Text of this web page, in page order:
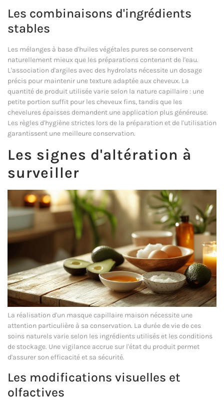
Les combinaisons d'ingrédients
stables
Les mélanges à base d'huiles végétales pures se conservent
naturellement mieux que les préparations contenant de l'eau.
L'association d'argiles avec des hydrolats nécessite un dosage
précis pour maintenir une texture adaptée aux cheveux. La
quantité de produit utilisée varie selon la nature capillaire : une
petite portion suffit pour les cheveux fins, tandis que les
chevelures épaisses demandent une application plus généreuse.
Les règles d'hygiène strictes lors de la préparation et de l'utilisation
garantissent une meilleure conservation.
Les signes d'altération à
surveiller
La réalisation d'un masque capillaire maison nécessite une
attention particulière à sa conservation. La durée de vie de ces
soins naturels varie selon les ingrédients utilisés et les conditions
de stockage. Une vigilance accrue sur l'état du produit permet
d'assurer son efficacité et sa sécurité.
Les modifications visuelles et
olfactives